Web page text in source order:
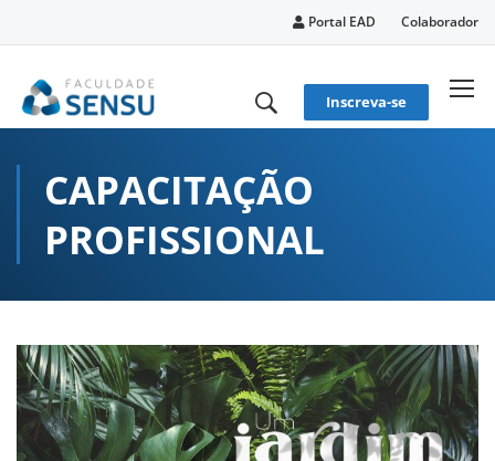
Portal EAD Colaborador
Inscreva-se
CAPACITAÇÃO
PROFISSIONAL